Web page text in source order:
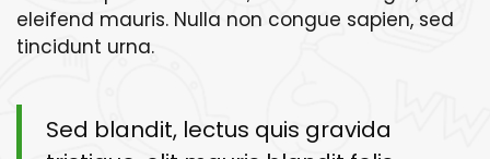
eleifend mauris. Nulla non congue sapien, sed
tincidunt urna.
Sed blandit, lectus quis gravida